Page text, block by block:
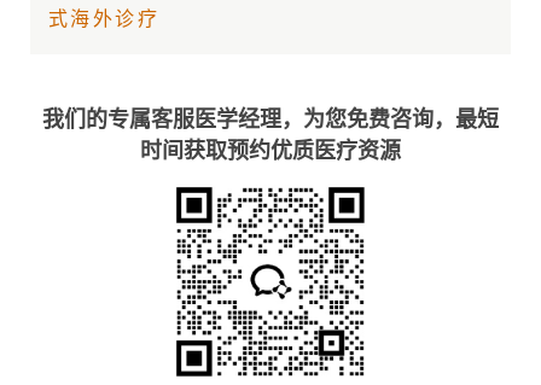
式海外诊疗
我们的专属客服医学经理，为您免费咨询，最短
时间获取预约优质医疗资源